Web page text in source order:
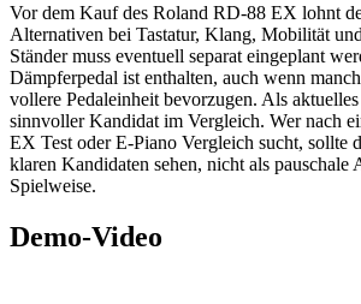
Vor dem Kauf des Roland RD-88 EX lohnt
Alternativen bei Tastatur, Klang, Mobilität
Ständer muss eventuell separat eingeplant
Dämpferpedal ist enthalten, auch wenn
vollere Pedaleinheit bevorzugen. Als
sinnvoller Kandidat im Vergleich. Wer nach
EX Test oder E-Piano Vergleich sucht, sollte
klaren Kandidaten sehen, nicht als pauschale
Spielweise.
Demo-Video